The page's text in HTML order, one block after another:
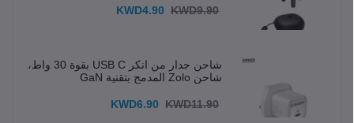
KWD4.90 KWD9.90
شاحن جدار من انكر USB C بقوة 30 واط،
شاحن Zolo المدمج بتقنية GaN
KWD6.90 KWD11.90